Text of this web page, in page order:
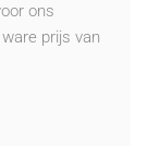
ons
prijs van